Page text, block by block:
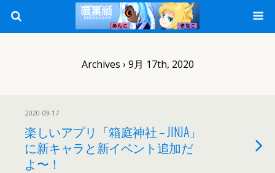
Archives › 9月 17th, 2020
2020-09-17
楽しいアプリ「箱庭神社 – JINJA」
に新キャラと新イベント追加だ
よ〜！